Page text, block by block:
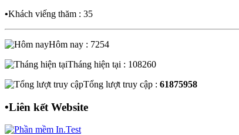
•Khách viếng thăm : 35
Hôm nay : 7254
Tháng hiện tại : 108260
Tổng lượt truy cập : 61875958
•Liên kết Website